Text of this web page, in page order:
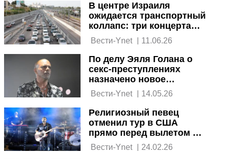
В центре Израиля
ожидается транспортный
коллапс: три концерта
звезд и акции
ортодоксов
Вести-Ynet | 11.06.26
По делу Эяля Голана о
секс-преступлениях
назначено новое
расследование
Вести-Ynet | 14.05.26
Религиозный певец
отменил тур в США
прямо перед вылетом из
Бен-Гуриона из-за Ирана
Вести-Ynet | 24.02.26